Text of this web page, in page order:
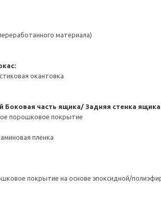
материала)
окантовка
Боковая часть ящика/ Задняя стенка
порошковое покрытие
пленка
покрытие на основе эпоксидной/